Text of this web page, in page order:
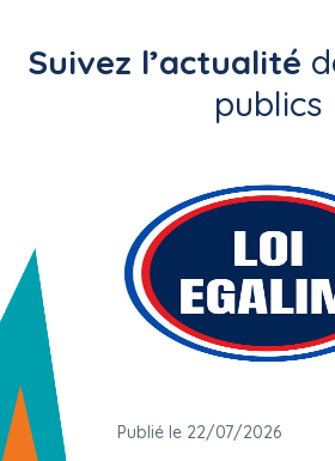
Suivez l’actualité
publics
Publié le 22/07/2026